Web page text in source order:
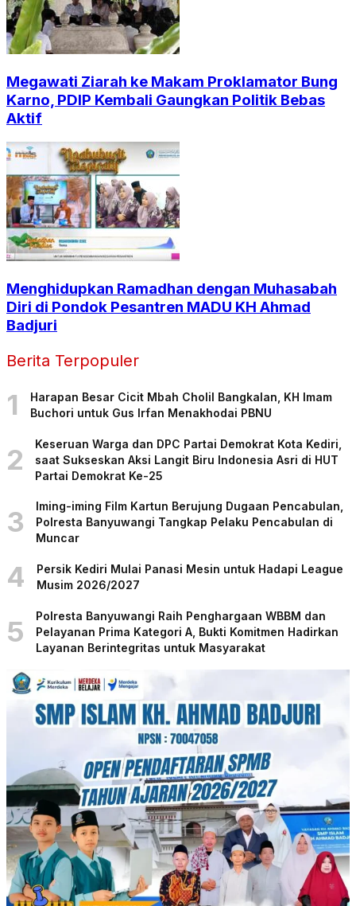
Megawati Ziarah ke Makam Proklamator Bung
Karno, PDIP Kembali Gaungkan Politik Bebas
Aktif
Menghidupkan Ramadhan dengan Muhasabah
Diri di Pondok Pesantren MADU KH Ahmad
Badjuri
Berita Terpopuler
1
Harapan Besar Cicit Mbah Cholil Bangkalan, KH Imam
Buchori untuk Gus Irfan Menakhodai PBNU
2
Keseruan Warga dan DPC Partai Demokrat Kota Kediri,
saat Sukseskan Aksi Langit Biru Indonesia Asri di HUT
Partai Demokrat Ke-25
3
Iming-iming Film Kartun Berujung Dugaan Pencabulan,
Polresta Banyuwangi Tangkap Pelaku Pencabulan di
Muncar
4
Persik Kediri Mulai Panasi Mesin untuk Hadapi League
Musim 2026/2027
5
Polresta Banyuwangi Raih Penghargaan WBBM dan
Pelayanan Prima Kategori A, Bukti Komitmen Hadirkan
Layanan Berintegritas untuk Masyarakat